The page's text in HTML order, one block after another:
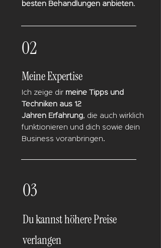
besten Behandlungen anbieten.
02
Meine Expertise
Ich zeige dir meine Tipps und
Techniken aus 12
Jahren Erfahrung, die auch wirklich
funktionieren und dich sowie dein
Business voranbringen.
03
Du kannst höhere Preise
verlangen